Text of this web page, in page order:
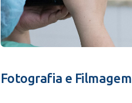
Fotografia e Filmagem